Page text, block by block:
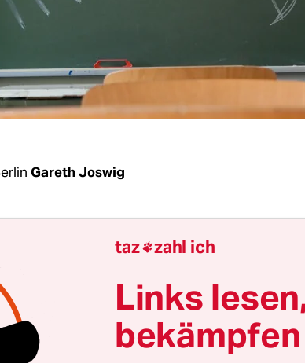
Gareth Joswig
der zweiten Woche, des zweiten
der „Safer Internet Day“ statt. Menschen
sollen an diesem Tag auf mehr
achten. DasEU-Programm
Förderung von zehn Millionen Euro.
taz zahl ich
Links
bekämpfen